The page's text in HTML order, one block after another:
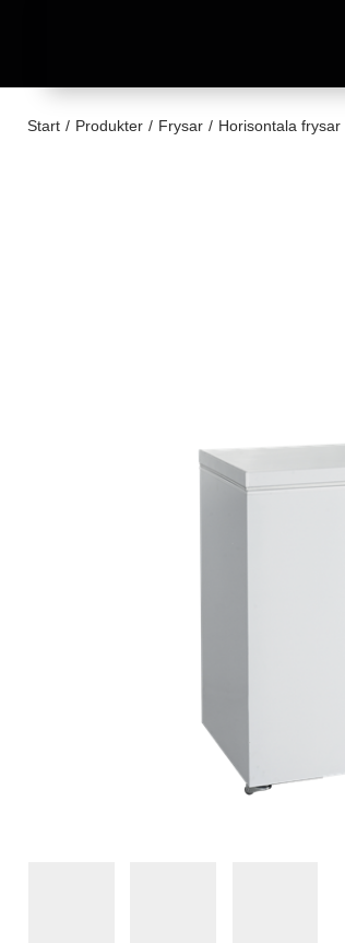
Start / Produkter / Frysar / Horisontala frysar